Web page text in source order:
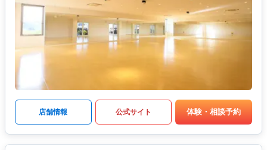
店舗情報 公式サイト 体験・相談予約